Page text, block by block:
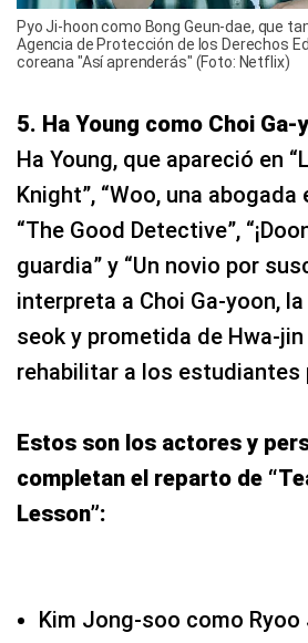
Pyo Ji-hoon como Bong Geun-dae, que
Agencia de Protección de los Derechos
coreana "Así aprenderás" (Foto: Netflix)
5. Ha Young como Choi Ga-
Ha Young, que apareció en
Knight”, “Woo, una
“The Good Detective”,
guardia” y “Un novio por
interpreta a Choi Ga-yoon,
seok y prometida de Hwa-
rehabilitar a los estudiantes
Estos son los actores y
completan el reparto de
Lesson”:
Kim Jong-soo como Ryoo